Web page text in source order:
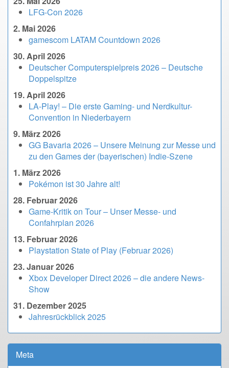
LFG-Con 2026
2. Mai 2026
gamescom LATAM Countdown 2026
30. April 2026
Deutscher Computerspielpreis 2026 – Deutsche
Doppelspitze
19. April 2026
LA-Play! – Die erste Gaming- und Nerdkultur-
Convention in Niederbayern
9. März 2026
GG Bavaria 2026 – Unsere Meinung zur Messe und
zu den Games der (bayerischen) Indie-Szene
1. März 2026
Pokémon ist 30 Jahre alt!
28. Februar 2026
Game-Kritik on Tour – Unser Messe- und
Confahrplan 2026
13. Februar 2026
Playstation State of Play (Februar 2026)
23. Januar 2026
Xbox Developer Direct 2026 – die andere News-
Show
31. Dezember 2025
Jahresrückblick 2025
Meta